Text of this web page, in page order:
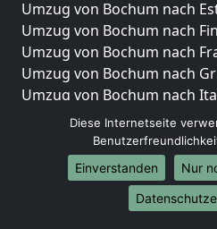
Umzug von Bochum nach
Umzug von Bochum nach
Umzug von Bochum nach
Umzug von Bochum nach
Umzug von Bochum nach
Umzug von Bochum nach
Umzug von Bochum nach
Umzug von Bochum nach
Umzug von Bochum nach
Umzüge-
Diese Internetseite
Einverstanden
Nur